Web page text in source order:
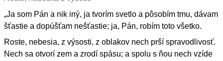
„Ja som Pán a nik iný, ja tvorím svetlo a pôsobím tmu, dávam
šťastie a dopúšťam nešťastie; ja, Pán, robím toto všetko.
Roste, nebesia, z výsosti, z oblakov nech prší spravodlivosť.
Nech sa otvorí zem a zrodí spásu; a spolu s ňou nech vzíde